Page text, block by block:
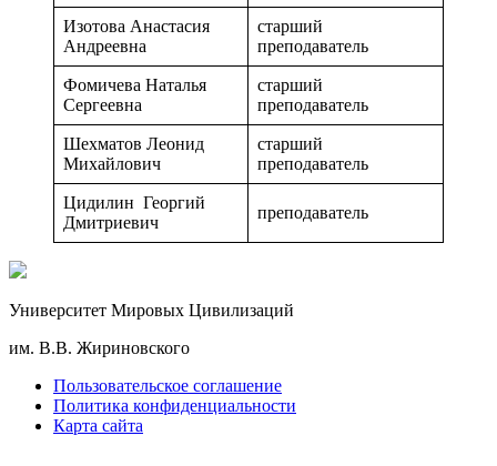
Изотова Анастасия
Андреевна
старший
преподаватель
Фомичева Наталья
Сергеевна
старший
преподаватель
Шехматов Леонид
Михайлович
старший
преподаватель
Цидилин Георгий
Дмитриевич
преподаватель
Университет Мировых Цивилизаций
им. В.В. Жириновского
Пользовательское соглашение
Политика конфиденциальности
Карта сайта